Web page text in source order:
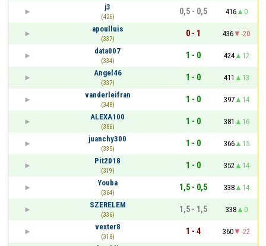
j3
(426)
0,5 - 0,5 416
0
apoulluis
(337)
0 - 1 436
-20
data007
(334)
1 - 0 424
12
Angel46
(337)
1 - 0 411
13
vanderleifran
(348)
1 - 0 397
14
ALEXA100
(386)
1 - 0 381
16
juanchy300
(335)
1 - 0 366
15
Pit2018
(319)
1 - 0 352
14
Youba
(364)
1,5 - 0,5 338
14
SZERELEM
(336)
1,5 - 1,5 338
0
vexter8
(318)
1 - 4 360
-22